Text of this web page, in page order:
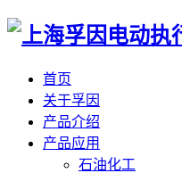
首页
关于孚因
产品介绍
产品应用
石油化工